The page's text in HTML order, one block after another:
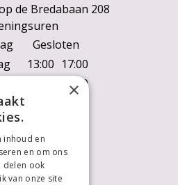
de Bredabaan 208
Gesloten
13:00 17:00
18:00
10:00
Gesloten
×
inhoud en
en om ons
delen ook
van onze site